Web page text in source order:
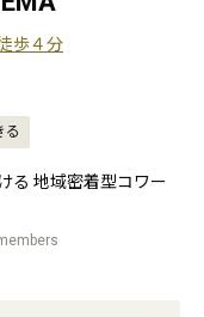
歩４分
る
る 地域密着型コワー